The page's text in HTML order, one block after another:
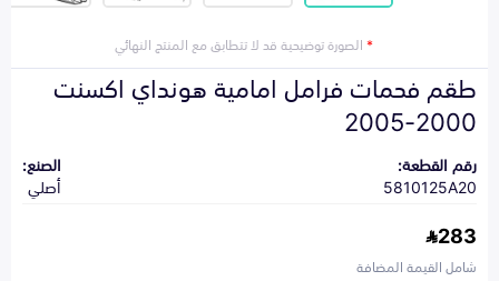
*الصورة توضيحية قد لا تتطابق مع المنتج النهائي
طقم فحمات فرامل امامية هونداي اكسنت
2000-2005
رقم القطعة:
5810125A20
الصنع:
أصلي
283
شامل القيمة المضافة